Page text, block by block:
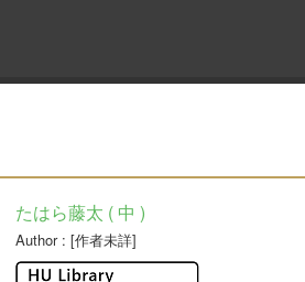
たはら藤太 ( 中 )
Author: [作者未詳]